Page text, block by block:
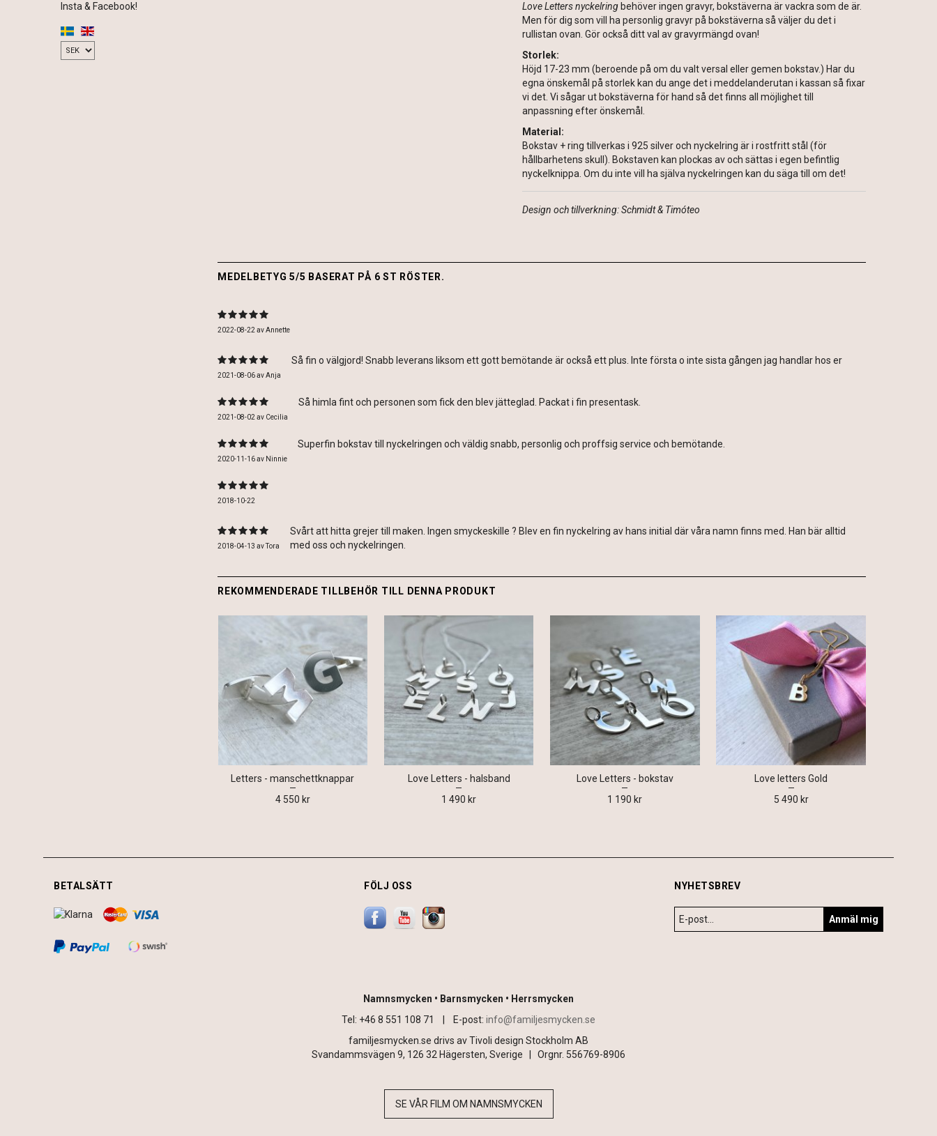
Insta & Facebook!
Love Letters nyckelring behöver ingen gravyr, bokstäverna är vackra som de är.
Men för dig som vill ha personlig gravyr på bokstäverna så väljer du det i
rullistan ovan. Gör också ditt val av gravyrmängd ovan!
Storlek:
Höjd 17-23 mm (beroende på om du valt versal eller gemen bokstav.) Har du
egna önskemål på storlek kan du ange det i meddelanderutan i kassan så fixar
vi det. Vi sågar ut bokstäverna för hand så det finns all möjlighet till
anpassning efter önskemål.
Material:
Bokstav + ring tillverkas i 925 silver och nyckelring är i rostfritt stål (för
hållbarhetens skull). Bokstaven kan plockas av och sättas i egen befintlig
nyckelknippa. Om du inte vill ha själva nyckelringen kan du säga till om det!
Design och tillverkning: Schmidt & Timóteo
MEDELBETYG 5/5 BASERAT PÅ 6 ST RÖSTER.
2022-08-22avAnnette
2021-08-06avAnja
Så fin o välgjord! Snabb leverans liksom ett gott bemötande är också ett plus. Inte första o inte sista gången jag handlar hos er
2021-08-02av Cecilia
Så himla fint och personen som fick den blev jätteglad. Packat i fin presentask.
2020-11-16av Ninnie
Superfin bokstav till nyckelringen och väldig snabb, personlig och proffsig service och bemötande.
2018-10-22
2018-04-13 avTora
Svårt att hitta grejer till maken. Ingen smyckeskille ? Blev en fin nyckelring av hans initial där våra namn finns med. Han bär alltid
med oss och nyckelringen.
REKOMMENDERADE TILLBEHÖR TILL DENNA PRODUKT
Letters - manschettknappar
4 550 kr
Love Letters - halsband
1 490 kr
Love Letters - bokstav
1 190 kr
Love letters Gold
5 490 kr
BETALSÄTT FÖLJ OSS NYHETSBREV
Anmäl mig
Namnsmycken • Barnsmycken • Herrsmycken
Tel: +46 8 551 108 71 |
E-post: info@familjesmycken.se
familjesmycken.se drivs av Tivoli design Stockholm AB
Svandammsvägen 9, 126 32 Hägersten, Sverige | Orgnr. 556769-8906
SE VÅR FILM OM NAMNSMYCKEN